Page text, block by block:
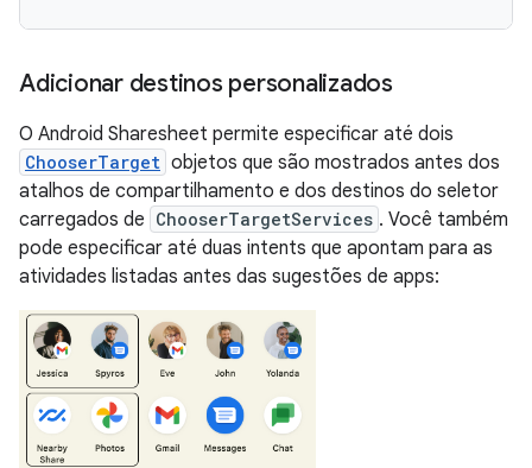
Adicionar destinos personalizados
O Android Sharesheet permite especificar até dois
ChooserTarget objetos que são mostrados antes dos
atalhos de compartilhamento e dos destinos do seletor
carregados de ChooserTargetServices . Você também
pode especificar até duas intents que apontam para as
atividades listadas antes das sugestões de apps: